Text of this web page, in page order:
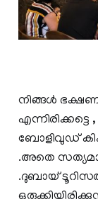
നിങ്ങള്‍
ബോളിവുഡ്
.അതെ
.ദുബായ്